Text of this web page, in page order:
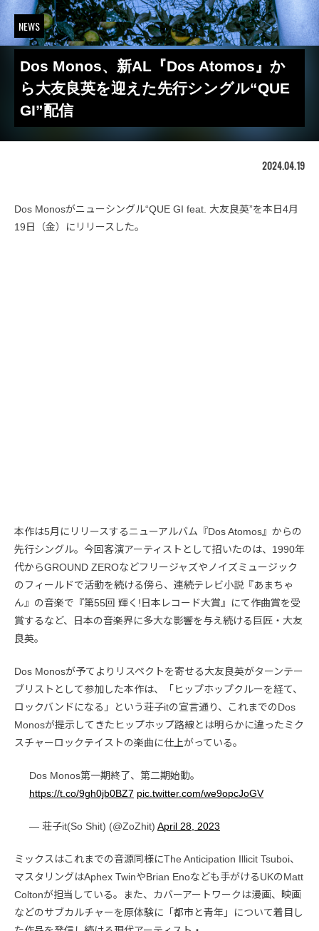
NEWS
Dos Monos、新AL『Dos Atomos』か
ら大友良英を迎えた先行シングル“QUE
GI”配信
2024.04.19
Dos Monosがニューシングル“QUE GI feat. 大友良英”を本日4月
19日（金）にリリースした。
本作は5月にリリースするニューアルバム『Dos Atomos』からの
先行シングル。今回客演アーティストとして招いたのは、1990年
代からGROUND ZEROなどフリージャズやノイズミュージック
のフィールドで活動を続ける傍ら、連続テレビ小説『あまちゃ
ん』の音楽で『第55回 輝く!日本レコード大賞』にて作曲賞を受
賞するなど、日本の音楽界に多大な影響を与え続ける巨匠・大友
良英。
Dos Monosが予てよりリスペクトを寄せる大友良英がターンテー
ブリストとして参加した本作は、「ヒップホップクルーを経て、
ロックバンドになる」という荘子itの宣言通り、これまでのDos
Monosが提示してきたヒップホップ路線とは明らかに違ったミク
スチャーロックテイストの楽曲に仕上がっている。
Dos Monos第一期終了、第二期始動。
https://t.co/9gh0jb0BZ7 pic.twitter.com/we9opcJoGV
— 荘子it(So Shit) (@ZoZhit) April 28, 2023
ミックスはこれまでの音源同様にThe Anticipation Illicit Tsuboi、
マスタリングはAphex TwinやBrian Enoなども手がけるUKのMatt
Coltonが担当している。また、カバーアートワークは漫画、映画
などのサブカルチャーを原体験に「都市と青年」について着目し